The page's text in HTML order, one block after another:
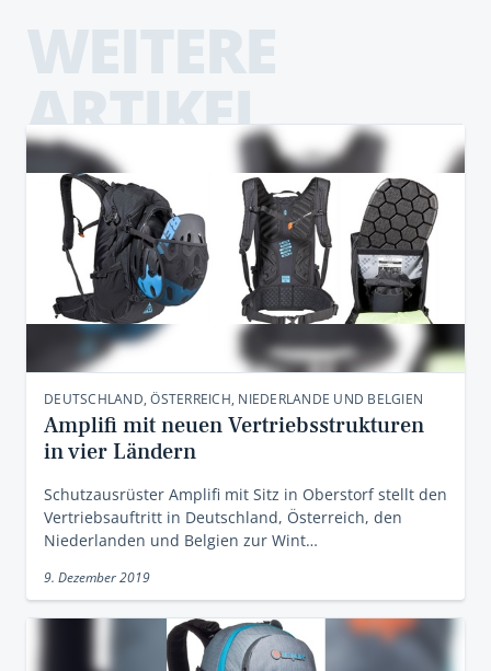
ARTIKEL
DEUTSCHLAND, ÖSTERREICH, NIEDERLANDE UND BELGIEN
Amplifi mit neuen Vertriebsstrukturen
in vier Ländern
Schutzausrüster Amplifi mit Sitz in Oberstorf stellt den
Vertriebsauftritt in Deutschland, Österreich, den
Niederlanden und Belgien zur Wint…
9. Dezember 2019